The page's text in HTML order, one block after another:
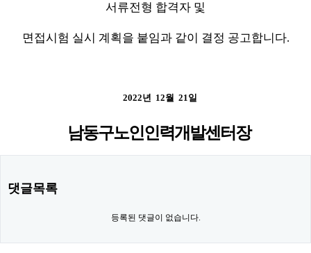
서류전형 합격자 및
면접시험 실시 계획을 붙임과 같이 결정 공고합니다.
2022년 12월 21일
남동구노인인력개발센터장
댓글목록
등록된 댓글이 없습니다.